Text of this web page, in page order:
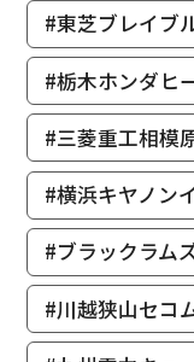
#東芝ブレイブ
#栃木ホンダヒ
#三菱重工相模
#横浜キヤノン
#ブラックラム
#川越狭山セコ